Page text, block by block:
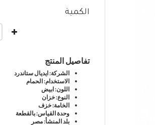
الكمية
تفاصيل المنتج
الشركة: ايديال ستاندرد
الاستخدام: الحمام
اللون: ابيض
النوع: خزان
الخامة: خزف
وحدة القياس: بالقطعة
بلد المنشأ: مصر